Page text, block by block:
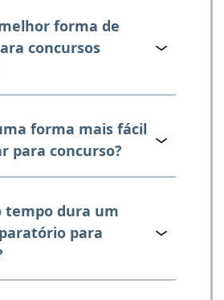
forma de
concursos
forma mais fácil
para concurso?
tempo dura um
para